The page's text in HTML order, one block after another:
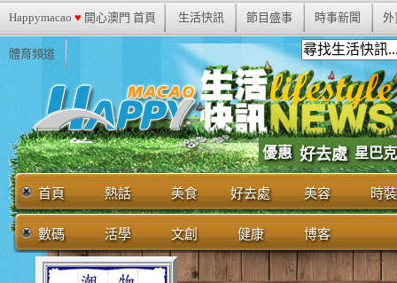
Happymacao ♥ 開心澳門 首頁 生活快訊 節目盛事 時事新聞 外
體育頻道
優惠 好去處 星巴克
首頁 熱話 美食 好去處 美容 時裝
數碼 活學 文創 健康 博客